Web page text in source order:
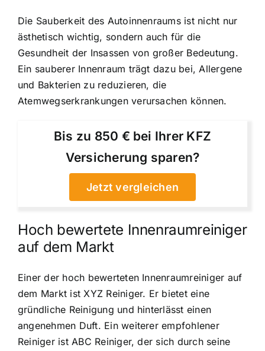
Die Sauberkeit des Autoinnenraums ist nicht nur
ästhetisch wichtig, sondern auch für die
Gesundheit der Insassen von großer Bedeutung.
Ein sauberer Innenraum trägt dazu bei, Allergene
und Bakterien zu reduzieren, die
Atemwegserkrankungen verursachen können.
Bis zu 850 € bei Ihrer KFZ
Versicherung sparen?
Jetzt vergleichen
Hoch bewertete Innenraumreiniger
auf dem Markt
Einer der hoch bewerteten Innenraumreiniger auf
dem Markt ist XYZ Reiniger. Er bietet eine
gründliche Reinigung und hinterlässt einen
angenehmen Duft. Ein weiterer empfohlener
Reiniger ist ABC Reiniger, der sich durch seine